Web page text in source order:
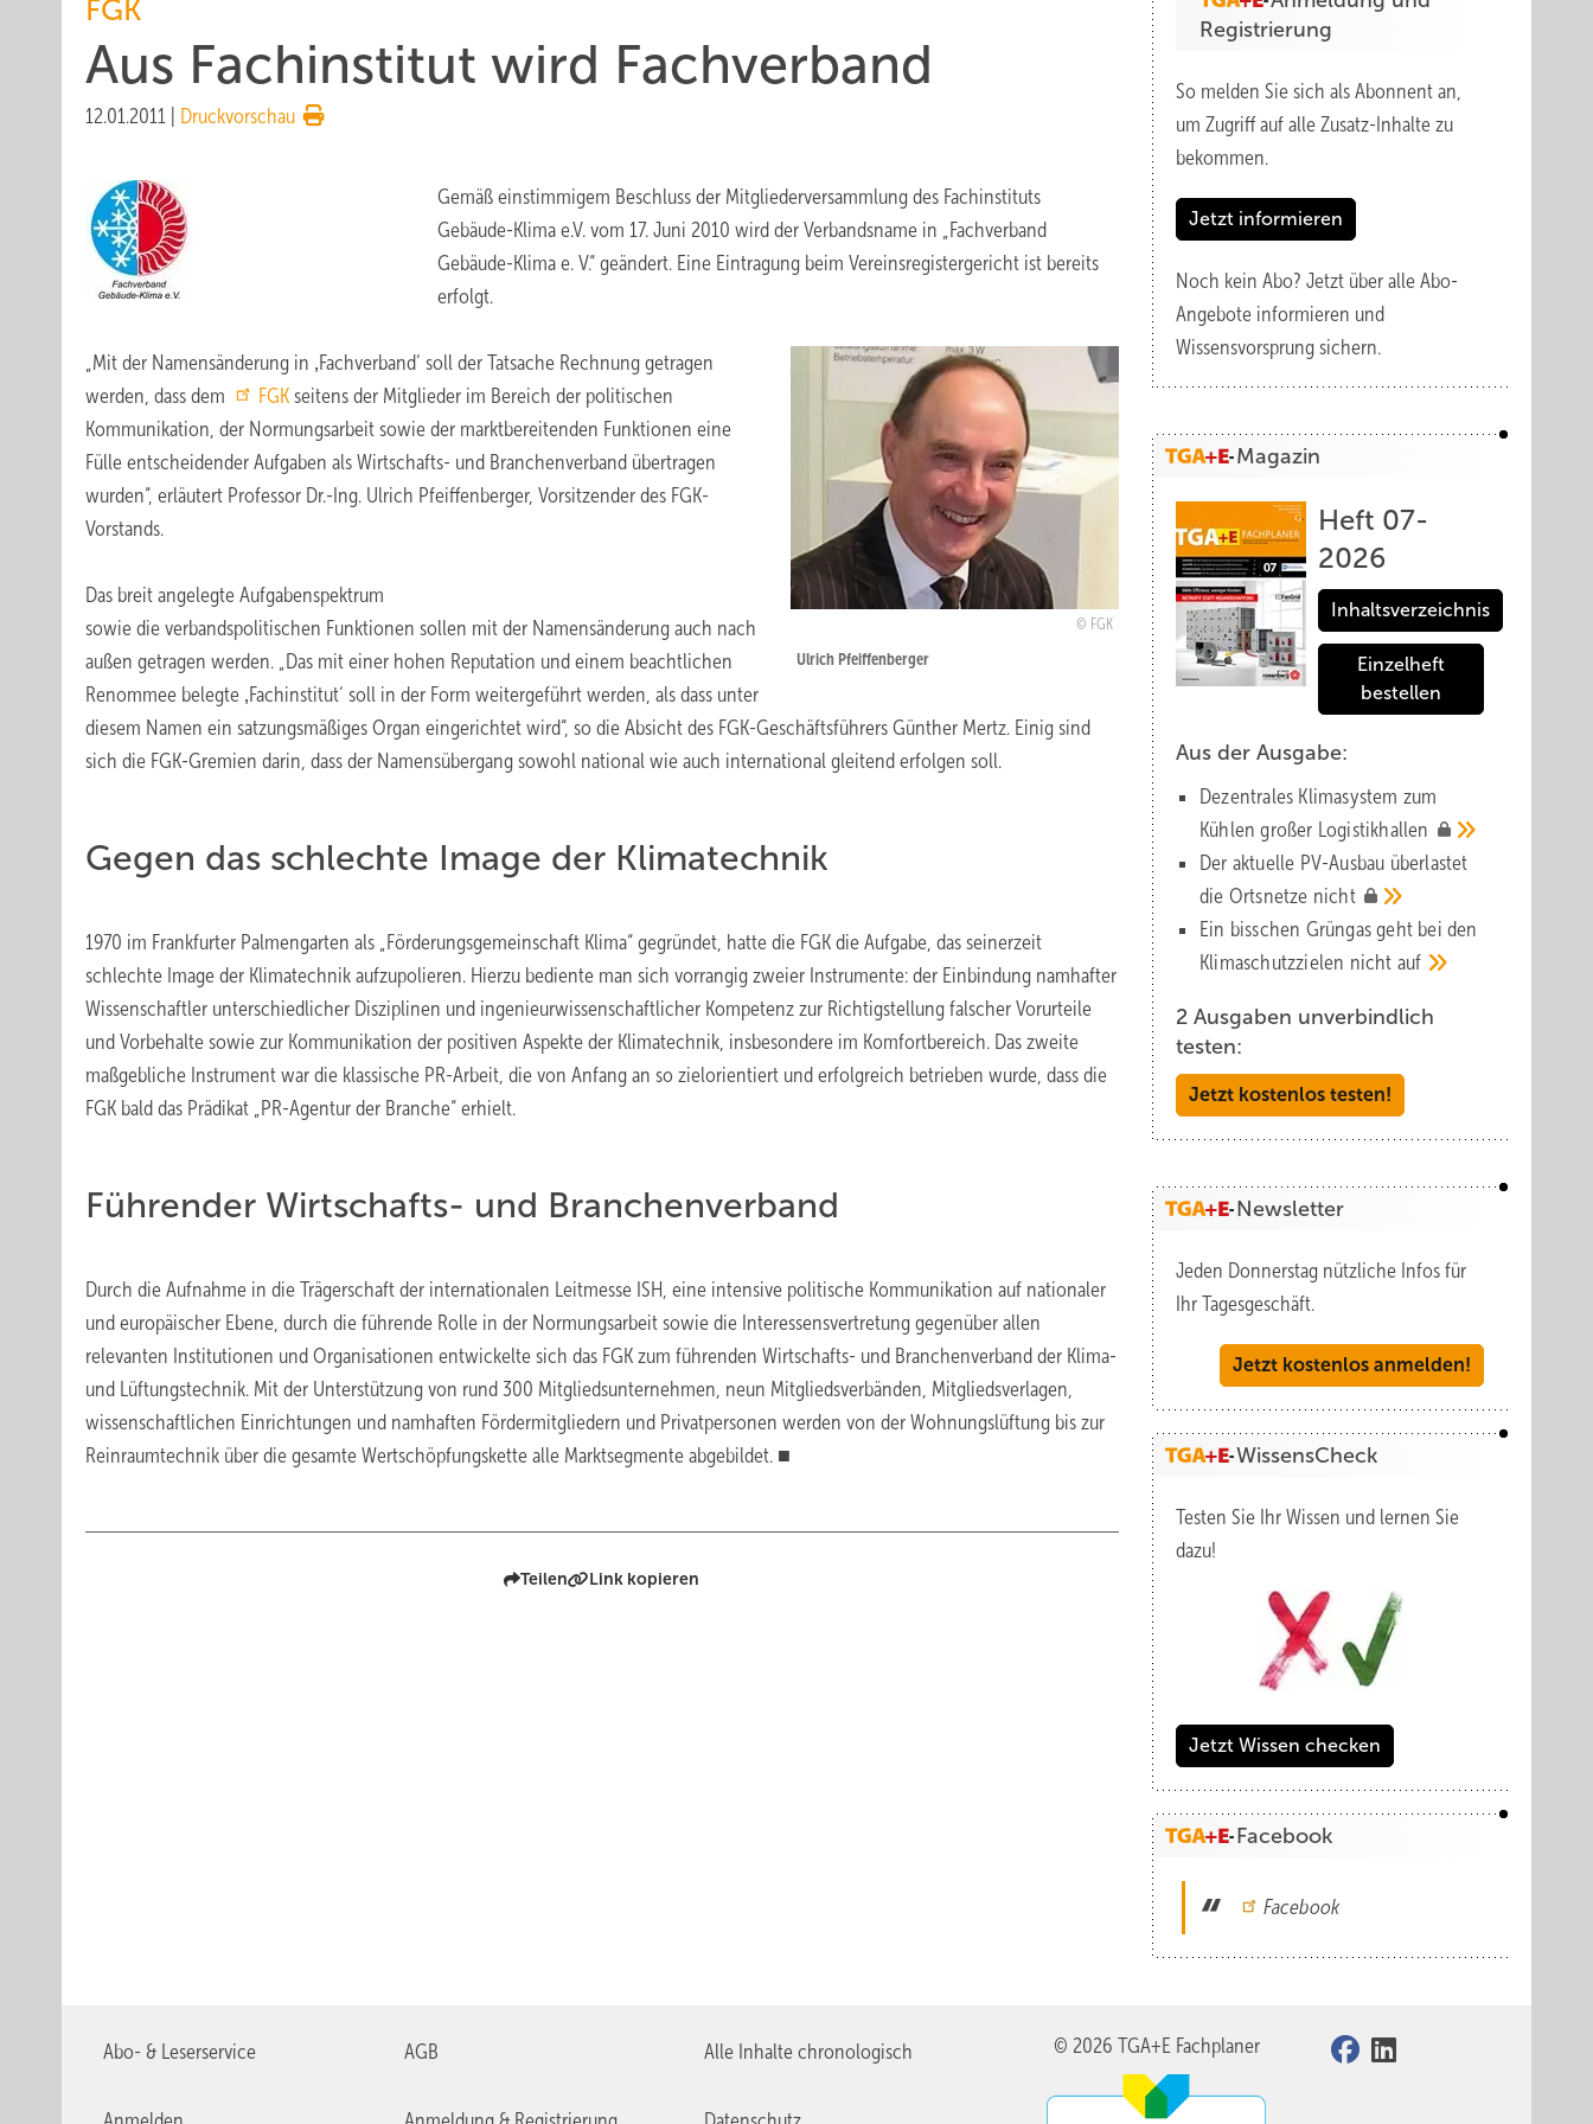
FGK
Aus Fachinstitut wird Fachverband
12.01.2011 Druckvorschau
Gemäß einstimmigem Beschluss der Mitgliederversammlung des Fachinstituts
Gebäude-Klima e.V. vom 17. Juni 2010 wird der Verbandsname in „Fachverband
Gebäude-Klima e. V.“ geändert. Eine Eintragung beim Vereinsregistergericht ist bereits
erfolgt.
FGK
Ulrich Pfeiffenberger
„Mit der Namensänderung in ‚Fachverband‘ soll der Tatsache Rechnung getragen
werden, dass dem
FGK seitens der Mitglieder im Bereich der politischen
Kommunikation, der Normungsarbeit sowie der marktbereitenden Funktionen eine
Fülle entscheidender Aufgaben als Wirtschafts- und Branchenverband übertragen
wurden“, erläutert Professor Dr.-Ing. Ulrich Pfeiffenberger, Vorsitzender des FGK-
Vorstands.
Das breit angelegte Aufgabenspektrum
sowie die verbandspolitischen Funktionen sollen mit der Namensänderung auch nach
außen getragen werden. „Das mit einer hohen Reputation und einem beachtlichen
Renommee belegte ‚Fachinstitut‘ soll in der Form weitergeführt werden, als dass unter
diesem Namen ein satzungsmäßiges Organ eingerichtet wird“, so die Absicht des FGK-Geschäftsführers Günther Mertz. Einig sind
sich die FGK-Gremien darin, dass der Namensübergang sowohl national wie auch international gleitend erfolgen soll.
Gegen das schlechte Image der Klimatechnik
1970 im Frankfurter Palmengarten als „Förderungsgemeinschaft Klima“ gegründet, hatte die FGK die Aufgabe, das seinerzeit
schlechte Image der Klimatechnik aufzupolieren. Hierzu bediente man sich vorrangig zweier Instrumente: der Einbindung namhafter
Wissenschaftler unterschiedlicher Disziplinen und ingenieurwissenschaftlicher Kompetenz zur Richtigstellung falscher Vorurteile
und Vorbehalte sowie zur Kommunikation der positiven Aspekte der Klimatechnik, insbesondere im Komfortbereich. Das zweite
maßgebliche Instrument war die klassische PR-Arbeit, die von Anfang an so zielorientiert und erfolgreich betrieben wurde, dass die
FGK bald das Prädikat „PR-Agentur der Branche“ erhielt.
Führender Wirtschafts- und Branchenverband
Durch die Aufnahme in die Trägerschaft der internationalen Leitmesse ISH, eine intensive politische Kommunikation auf nationaler
und europäischer Ebene, durch die führende Rolle in der Normungsarbeit sowie die Interessensvertretung gegenüber allen
relevanten Institutionen und Organisationen entwickelte sich das FGK zum führenden Wirtschafts- und Branchenverband der Klima-
und Lüftungstechnik. Mit der Unterstützung von rund 300 Mitgliedsunternehmen, neun Mitgliedsverbänden, Mitgliedsverlagen,
wissenschaftlichen Einrichtungen und namhaften Fördermitgliedern und Privatpersonen werden von der Wohnungslüftung bis zur
Reinraumtechnik über die gesamte Wertschöpfungskette alle Marktsegmente abgebildet. ■
Teilen Link kopieren
Registrierung
So melden Sie sich als Abonnent an,
um Zugriff auf alle Zusatz-Inhalte zu
bekommen.
Jetzt informieren
Noch kein Abo? Jetzt über alle Abo-
Angebote informieren und
Wissensvorsprung sichern.
Magazin
Heft 07-
2026
Inhaltsverzeichnis
Einzelheft
bestellen
Aus der Ausgabe:
Dezentrales Klimasystem zum
Kühlen großer Logistik­hallen
Der aktuelle PV-Ausbau über­lastet
die Orts­netze nicht
Ein bisschen Grüngas geht bei den
Klima­schutz­zielen nicht auf
2 Ausgaben unverbindlich
testen:
Jetzt kostenlos testen!
Newsletter
Jeden Donnerstag nützliche Infos für
Ihr Tagesgeschäft.
Jetzt kostenlos anmelden!
WissensCheck
Testen Sie Ihr Wissen und lernen Sie
dazu!
Jetzt Wissen checken
Facebook
Facebook
Abo- & Leserservice AGB Alle Inhalte chronologisch © 2026 TGA+E Fachplaner